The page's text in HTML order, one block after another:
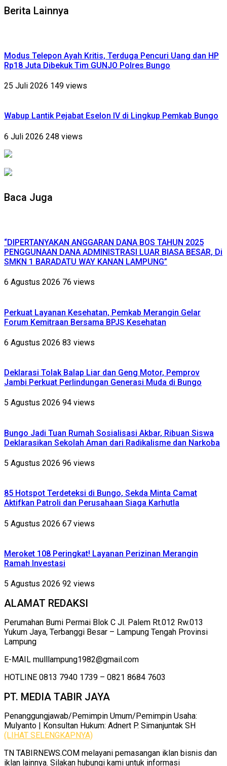
Berita Lainnya
Modus Telepon Ayah Kritis, Terduga Pencuri Uang dan HP
Rp18 Juta Dibekuk Tim GUNJO Polres Bungo
25 Juli 2026 149 views
Wabup Lantik Pejabat Eselon IV di Lingkup Pemkab Bungo
6 Juli 2026 248 views
Baca Juga
“DIPERTANYAKAN ANGGARAN DANA BOS TAHUN 2025
PENGGUNAAN DANA ADMINISTRASI LUAR BIASA BESAR, Di
SMKN 1 BARADATU WAY KANAN LAMPUNG”
6 Agustus 2026 76 views
Perkuat Layanan Kesehatan, Pemkab Merangin Gelar
Forum Kemitraan Bersama BPJS Kesehatan
6 Agustus 2026 83 views
Deklarasi Tolak Balap Liar dan Geng Motor, Pemprov
Jambi Perkuat Perlindungan Generasi Muda di Bungo
5 Agustus 2026 94 views
Bungo Jadi Tuan Rumah Sosialisasi Akbar, Ribuan Siswa
Deklarasikan Sekolah Aman dari Radikalisme dan Narkoba
5 Agustus 2026 96 views
85 Hotspot Terdeteksi di Bungo, Sekda Minta Camat
Aktifkan Patroli dan Perusahaan Siaga Karhutla
5 Agustus 2026 67 views
Meroket 108 Peringkat! Layanan Perizinan Merangin
Ramah Investasi
5 Agustus 2026 92 views
ALAMAT REDAKSI
Perumahan Bumi Permai Blok C Jl. Palem Rt.012 Rw.013
Yukum Jaya, Terbanggi Besar – Lampung Tengah Provinsi
Lampung
E-MAIL mulllampung1982@gmail.com
HOTLINE 0813 7940 1739 – 0821 8684 7603
PT. MEDIA TABIR JAYA
Penanggungjawab/Pemimpin Umum/Pemimpin Usaha:
Mulyanto | Konsultan Hukum: Adnert P. Simanjuntak SH
(LIHAT SELENGKAPNYA)
TN TABIRNEWS.COM melayani pemasangan iklan bisnis dan
iklan lainnya. Silakan hubungi kami untuk informasi